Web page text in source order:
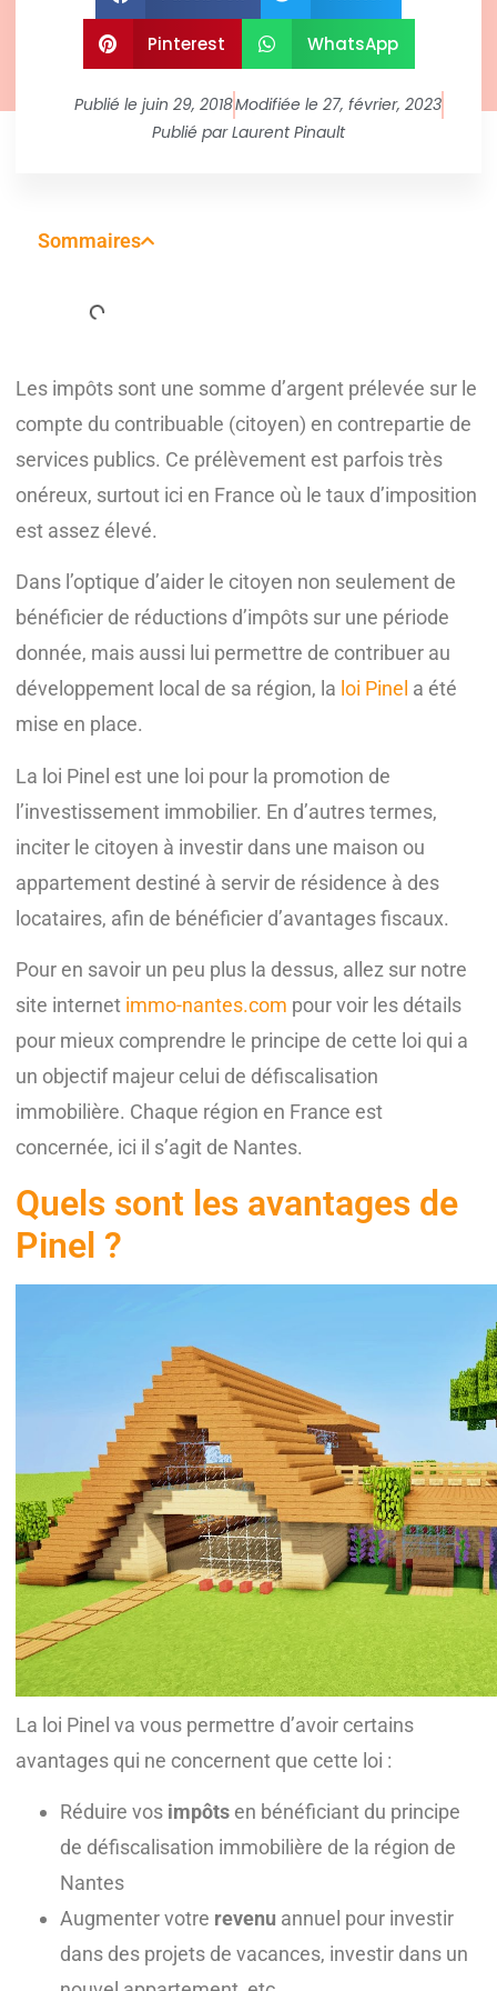
Pinterest WhatsApp
Publié le juin 29, 2018Modifiée le 27, février, 2023
Publié parLaurent Pinault
Sommaires
Les impôts sont une somme d’argent prélevée sur le
compte du contribuable (citoyen) en contrepartie de
services publics. Ce prélèvement est parfois très
onéreux, surtout ici en France où le taux d’imposition
est assez élevé.
Dans l’optique d’aider le citoyen non seulement de
bénéficier de réductions d’impôts sur une période
donnée, mais aussi lui permettre de contribuer au
développement local de sa région, la loi Pinel a été
mise en place.
La loi Pinel est une loi pour la promotion de
l’investissement immobilier. En d’autres termes,
inciter le citoyen à investir dans une maison ou
appartement destiné à servir de résidence à des
locataires, afin de bénéficier d’avantages fiscaux.
Pour en savoir un peu plus la dessus, allez sur notre
site internet immo-nantes.com pour voir les détails
pour mieux comprendre le principe de cette loi qui a
un objectif majeur celui de défiscalisation
immobilière. Chaque région en France est
concernée, ici il s’agit de Nantes.
Quels sont les avantages de
Pinel ?
La loi Pinel va vous permettre d’avoir certains
avantages qui ne concernent que cette loi :
Réduire vos impôts en bénéficiant du principe
de défiscalisation immobilière de la région de
Nantes
Augmenter votre revenu annuel pour investir
dans des projets de vacances, investir dans un